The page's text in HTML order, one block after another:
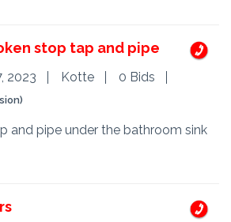
stop tap and pipe
2023 Kotte
0 Bids
and pipe under the bathroom sink